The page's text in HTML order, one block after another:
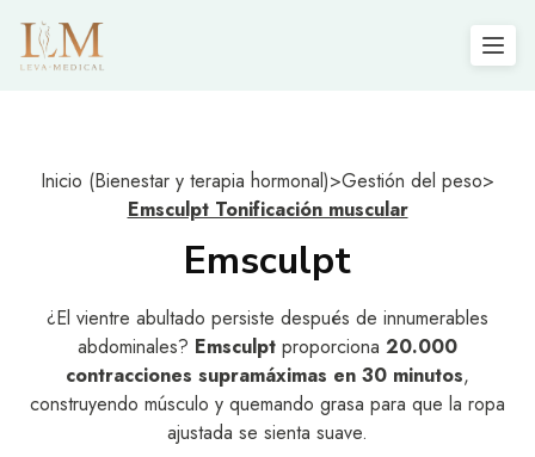
Inicio (Bienestar y terapia hormonal)>Gestión del peso>
Emsculpt Tonificación muscular
Emsculpt
¿El vientre abultado persiste después de innumerables
abdominales? Emsculpt proporciona 20.000
contracciones supramáximas en 30 minutos,
construyendo músculo y quemando grasa para que la ropa
ajustada se sienta suave.